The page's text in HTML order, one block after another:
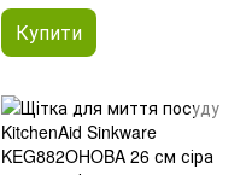
Купити